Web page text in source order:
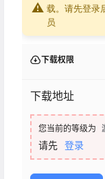
⚠ 载。请先登录
员
下载权限
下载地址
您当前的等级为
请先 登录